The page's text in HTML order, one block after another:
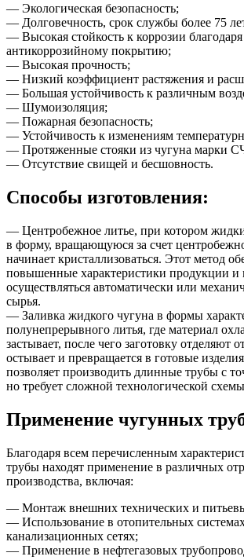
— Экологическая безопасность;
— Долговечность, срок службы более 75
— Высокая стойкость к коррозии благодаря
антикоррозийному покрытию;
— Высокая прочность;
— Низкий коэффициент растяжения и
— Большая устойчивость к различным
— Шумоизоляция;
— Пожарная безопасность;
— Устойчивость к изменениям
— Протяженные стояки из чугуна марки
— Отсутствие свищей и бесшовность.
Способы изготовления:
— Центробежное литье, при котором
в форму, вращающуюся за счет
начинает кристаллизоваться. Этот метод
повышенные характеристики продукции и
осуществляться автоматически или
сырья.
— Заливка жидкого чугуна в формы
полунепрерывного литья, где материал
застывает, после чего заготовку отделяют
остывает и превращается в готовые
позволяет производить длинные трубы с
но требует сложной технологической
Применение чугунных
Благодаря всем перечисленным
трубы находят применение в различных
производства, включая:
— Монтаж внешних технических и
— Использование в отопительных
канализационных сетях;
— Применение в нефтегазовых